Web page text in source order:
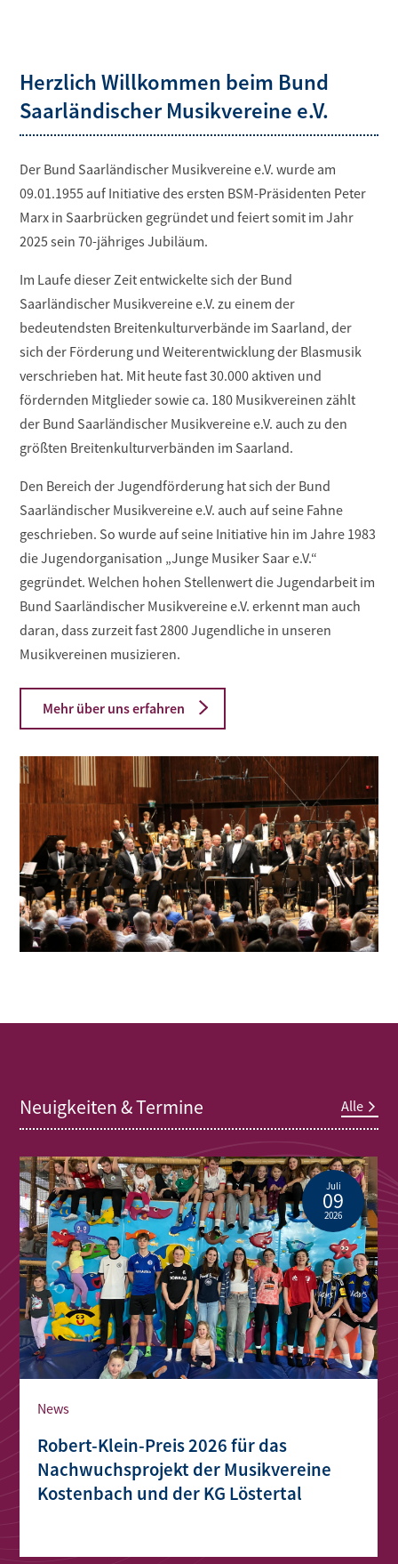
Herzlich Willkommen beim Bund
Saarländischer Musikvereine e.V.
Der Bund Saarländischer Musikvereine e.V. wurde am
09.01.1955 auf Initiative des ersten BSM-Präsidenten Peter
Marx in Saarbrücken gegründet und feiert somit im Jahr
2025 sein 70-jähriges Jubiläum.
Im Laufe dieser Zeit entwickelte sich der Bund
Saarländischer Musikvereine e.V. zu einem der
bedeutendsten Breitenkulturverbände im Saarland, der
sich der Förderung und Weiterentwicklung der Blasmusik
verschrieben hat. Mit heute fast 30.000 aktiven und
fördernden Mitglieder sowie ca. 180 Musikvereinen zählt
der Bund Saarländischer Musikvereine e.V. auch zu den
größten Breitenkulturverbänden im Saarland.
Den Bereich der Jugendförderung hat sich der Bund
Saarländischer Musikvereine e.V. auch auf seine Fahne
geschrieben. So wurde auf seine Initiative hin im Jahre 1983
die Jugendorganisation „Junge Musiker Saar e.V.“
gegründet. Welchen hohen Stellenwert die Jugendarbeit im
Bund Saarländischer Musikvereine e.V. erkennt man auch
daran, dass zurzeit fast 2800 Jugendliche in unseren
Musikvereinen musizieren.
Mehr über uns erfahren
Neuigkeiten & Termine Alle
Juli
09
2026
News
Robert-Klein-Preis 2026 für das
Nachwuchsprojekt der Musikvereine
Kostenbach und der KG Löstertal